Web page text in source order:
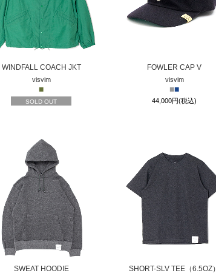
WINDFALL COACH JKT
visvim
■
SOLD OUT
FOWLER CAP V
visvim
■■
44,000円(税込)
SWEAT HOODIE SHORT-SLV TEE（6.5OZ）